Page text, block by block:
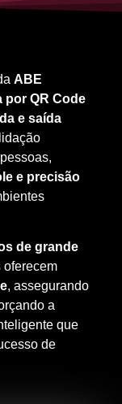
ABE
por QR Code
e saída
e precisão
de grande
oferecem
, assegurando
a
que
de